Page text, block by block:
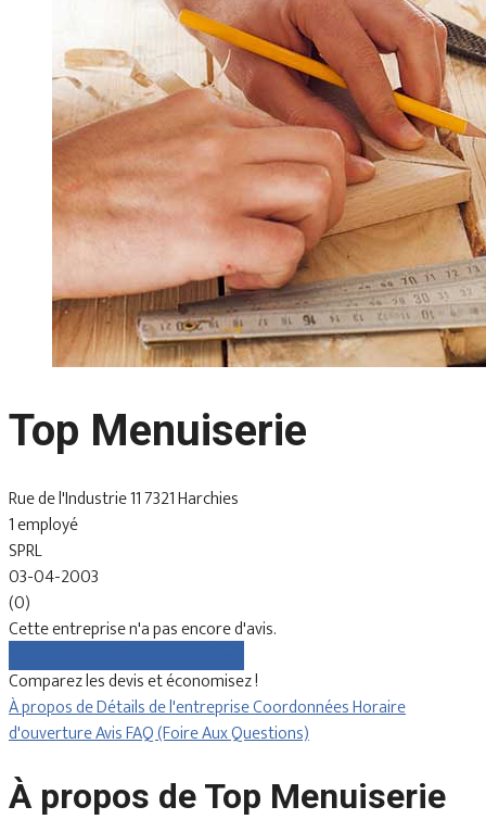
Top Menuiserie
Rue de l'Industrie 11 7321 Harchies
1 employé
SPRL
03-04-2003
(0)
Cette entreprise n'a pas encore d'avis.
Comparez les devis et économisez !
À propos deDétails de l'entrepriseCoordonnéesHoraire
d'ouvertureAvisFAQ (Foire Aux Questions)
À propos de Top Menuiserie